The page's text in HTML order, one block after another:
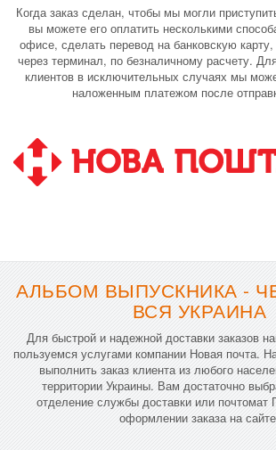
Когда заказ сделан, чтобы мы могли
вы можете его оплатить несколькими
офисе, сделать перевод на банковскую
через терминал, по безналичному расчету.
клиентов в исключительных случаях мы
наложенным платежом после
АЛЬБОМ ВЫПУСКНИКА -
ВСЯ УКРАИНА
Для быстрой и надежной доставки заказов
пользуемся услугами компании Новая почта.
выполнить заказ клиента из любого
территории Украины. Вам достаточно
отделение службы доставки или почтомат
оформлении заказа на